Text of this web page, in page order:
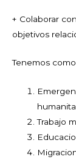
+ Colaborar
objetivos
Tenemos
Trabajo